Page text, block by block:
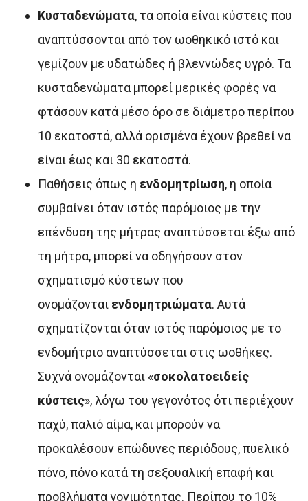
Κυσταδενώματα, τα οποία είναι κύστεις που
αναπτύσσονται από τον ωοθηκικό ιστό και
γεμίζουν με υδατώδες ή βλεννώδες υγρό. Τα
κυσταδενώματα μπορεί μερικές φορές να
φτάσουν κατά μέσο όρο σε διάμετρο περίπου
10 εκατοστά, αλλά ορισμένα έχουν βρεθεί να
είναι έως και 30 εκατοστά.
Παθήσεις όπως η ενδομητρίωση, η οποία
συμβαίνει όταν ιστός παρόμοιος με την
επένδυση της μήτρας αναπτύσσεται έξω από
τη μήτρα, μπορεί να οδηγήσουν στον
σχηματισμό κύστεων που
ονομάζονται ενδομητριώματα. Αυτά
σχηματίζονται όταν ιστός παρόμοιος με το
ενδομήτριο αναπτύσσεται στις ωοθήκες.
Συχνά ονομάζονται «σοκολατοειδείς
κύστεις», λόγω του γεγονότος ότι περιέχουν
παχύ, παλιό αίμα, και μπορούν να
προκαλέσουν επώδυνες περιόδους, πυελικό
πόνο, πόνο κατά τη σεξουαλική επαφή και
προβλήματα γονιμότητας. Περίπου το 10%